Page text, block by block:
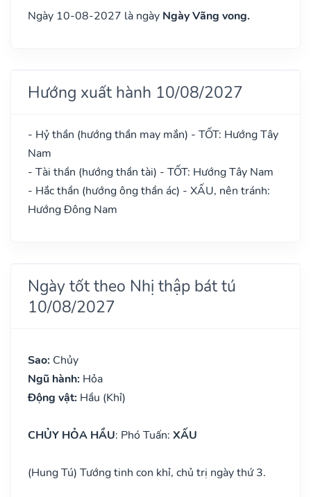
Ngày 10-08-2027 là ngày Ngày Vãng vong.
Hướng xuất hành 10/08/2027
- Hỷ thần (hướng thần may mắn) - TỐT: Hướng Tây
Nam
- Tài thần (hướng thần tài) - TỐT: Hướng Tây Nam
- Hắc thần (hướng ông thần ác) - XẤU, nên tránh:
Hướng Đông Nam
Ngày tốt theo Nhị thập bát tú
10/08/2027
Sao: Chủy
Ngũ hành: Hỏa
Động vật: Hầu (Khỉ)
CHỦY HỎA HẦU: Phó Tuấn: XẤU
(Hung Tú) Tướng tinh con khỉ, chủ trị ngày thứ 3.